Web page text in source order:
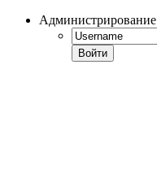
Администрирование
Войти